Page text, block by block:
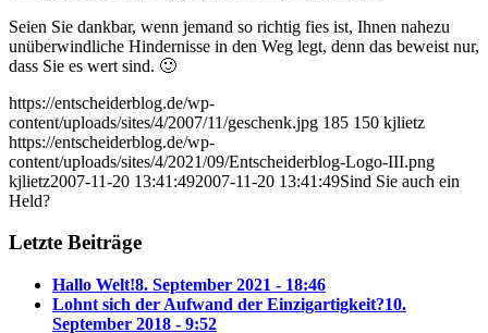
Seien Sie dankbar, wenn jemand so richtig fies ist, Ihnen nahezu
unüberwindliche Hindernisse in den Weg legt, denn das beweist nur,
dass Sie es wert sind. 🙂
https://entscheiderblog.de/wp-
content/uploads/sites/4/2007/11/geschenk.jpg 185 150 kjlietz
https://entscheiderblog.de/wp-
content/uploads/sites/4/2021/09/Entscheiderblog-Logo-III.png
kjlietz2007-11-20 13:41:492007-11-20 13:41:49Sind Sie auch ein
Held?
Letzte Beiträge
Hallo Welt!8. September 2021 - 18:46
Lohnt sich der Aufwand der Einzigartigkeit?10.
September 2018 - 9:52